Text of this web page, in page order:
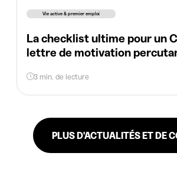
Vie active & premier emploi
La checklist ultime pour un
lettre de motivation
3 min. de lecture
PLUS D'ACTUALITÉS ET DE